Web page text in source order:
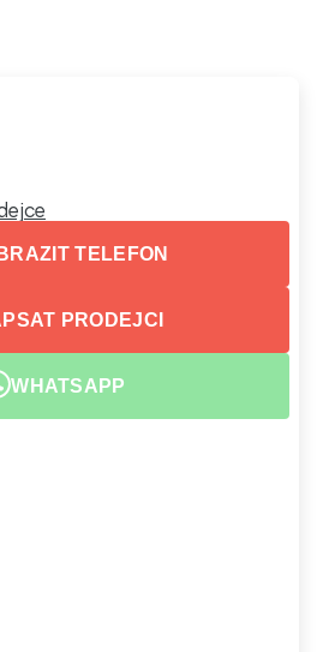
TELEFON
PRODEJCI
WHATSAPP